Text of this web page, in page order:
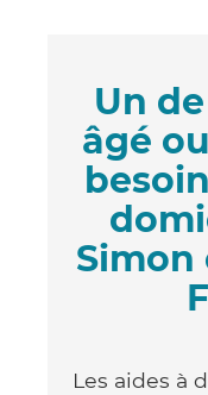
Un
âgé
Simon
Les aides à